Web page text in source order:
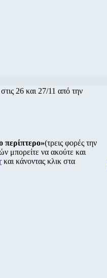
26 και 27/11 από την
περίπτερο»(τρεις φορές την
μπορείτε να ακούτε και
και κάνοντας κλικ στα